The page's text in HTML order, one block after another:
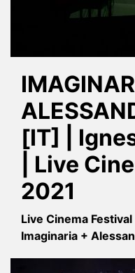
[IT] |
| Live
2021
Live Cinema Festival
Imaginaria +